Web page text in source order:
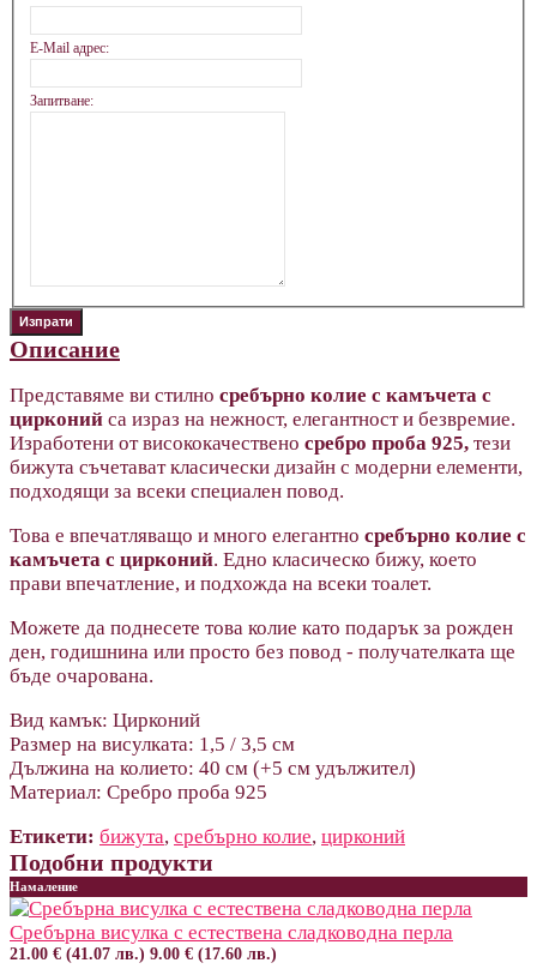
E-Mail адрес:
Запитване:
Описание
Представяме ви стилно сребърно колие с камъчета с
цирконий са израз на нежност, елегантност и безвремие.
Изработени от висококачествено сребро проба 925, тези
бижута съчетават класически дизайн с модерни елементи,
подходящи за всеки специален повод.
Това е впечатляващо и много елегантно сребърно колие с
камъчета с цирконий. Едно класическо бижу, което
прави впечатление, и подхожда на всеки тоалет.
Можете да поднесете това колие като подарък за рожден
ден, годишнина или просто без повод - получателката ще
бъде очарована.
Вид камък: Цирконий
Размер на висулката: 1,5 / 3,5 см
Дължина на колието: 40 см (+5 см удължител)
Материал: Сребро проба 925
Етикети: бижута, сребърно колие, цирконий
Подобни продукти
Намаление
Сребърна висулка с естествена сладководна перла
21.00 € (41.07 лв.) 9.00 € (17.60 лв.)